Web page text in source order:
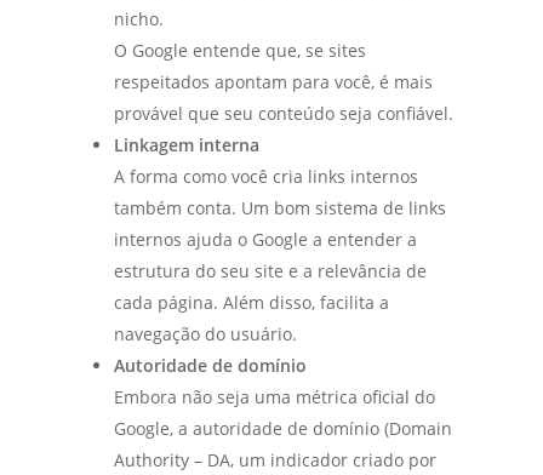
nicho.
O Google entende que, se sites
respeitados apontam para você, é mais
provável que seu conteúdo seja confiável.
Linkagem interna
A forma como você cria links internos
também conta. Um bom sistema de links
internos ajuda o Google a entender a
estrutura do seu site e a relevância de
cada página. Além disso, facilita a
navegação do usuário.
Autoridade de domínio
Embora não seja uma métrica oficial do
Google, a autoridade de domínio (Domain
Authority – DA, um indicador criado por